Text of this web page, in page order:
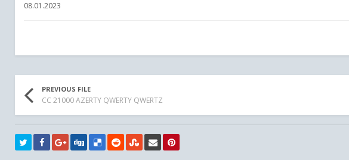
08.01.2023
PREVIOUS FILE
CC 21000 AZERTY QWERTY QWERTZ